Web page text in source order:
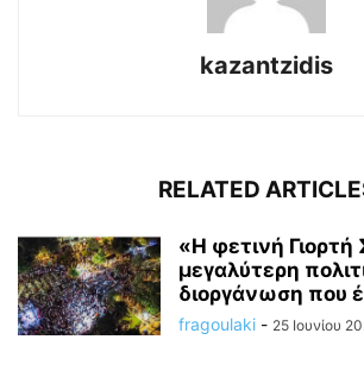
kazantzidis
RELATED
«Η φετινή Γιορτή
μεγαλύτερη
διοργάνωση που
fragoulaki - 25 Ιουνίου